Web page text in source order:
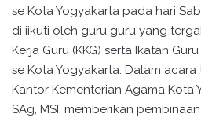
se Kota Yogyakarta pada hari
di iikuti oleh guru guru yang
Kerja Guru (KKG) serta Ikatan
se Kota Yogyakarta. Dalam
Kantor Kementerian Agama Kota
SAg, MSI, memberikan